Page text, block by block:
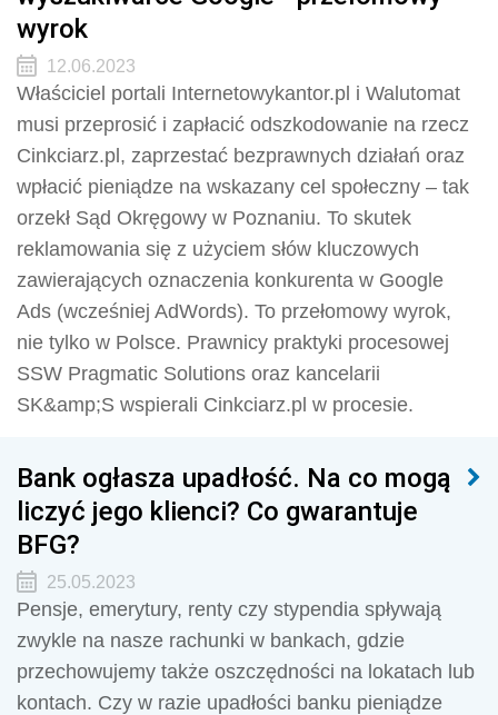
wyrok
12.06.2023
Właściciel portali Internetowykantor.pl i Walutomat
musi przeprosić i zapłacić odszkodowanie na rzecz
Cinkciarz.pl, zaprzestać bezprawnych działań oraz
wpłacić pieniądze na wskazany cel społeczny – tak
orzekł Sąd Okręgowy w Poznaniu. To skutek
reklamowania się z użyciem słów kluczowych
zawierających oznaczenia konkurenta w Google
Ads (wcześniej AdWords). To przełomowy wyrok,
nie tylko w Polsce. Prawnicy praktyki procesowej
SSW Pragmatic Solutions oraz kancelarii
SK&amp;S wspierali Cinkciarz.pl w procesie.
Bank ogłasza upadłość. Na co mogą
liczyć jego klienci? Co gwarantuje
BFG?
25.05.2023
Pensje, emerytury, renty czy stypendia spływają
zwykle na nasze rachunki w bankach, gdzie
przechowujemy także oszczędności na lokatach lub
kontach. Czy w razie upadłości banku pieniądze